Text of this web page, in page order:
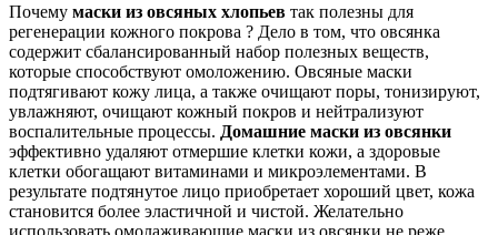
Почему маски из овсяных хлопьев так полезны для
регенерации кожного покрова ? Дело в том, что овсянка
содержит сбалансированный набор полезных веществ,
которые способствуют омоложению. Овсяные маски
подтягивают кожу лица, а также очищают поры, тонизируют,
увлажняют, очищают кожный покров и нейтрализуют
воспалительные процессы. Домашние маски из овсянки
эффективно удаляют отмершие клетки кожи, а здоровые
клетки обогащают витаминами и микроэлементами. В
результате подтянутое лицо приобретает хороший цвет, кожа
становится более эластичной и чистой. Желательно
использовать омолаживающие маски из овсянки не реже